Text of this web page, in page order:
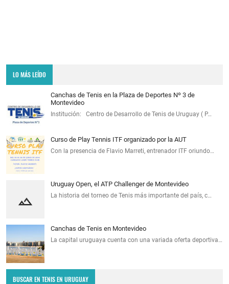
LO MÁS LEÍDO
Canchas de Tenis en la Plaza de Deportes Nº 3 de
Montevideo
Institución: Centro de Desarrollo de Tenis de Uruguay ( P…
Curso de Play Tennis ITF organizado por la AUT
Con la presencia de Flavio Marreti, entrenador ITF oriundo…
Uruguay Open, el ATP Challenger de Montevideo
La historia del torneo de Tenis más importante del país, c…
Canchas de Tenis en Montevideo
La capital uruguaya cuenta con una variada oferta deportiva…
BUSCAR EN TENIS EN URUGUAY